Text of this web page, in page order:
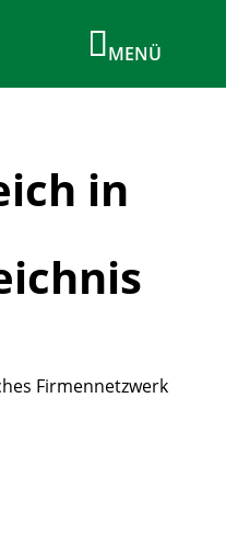
in
Firmennetzwerk